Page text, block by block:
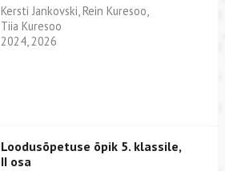
Kersti Jankovski, Rein Kuresoo,
Tiia Kuresoo
2024, 2026
Loodusõpetuse õpik 5. klassile,
II osa